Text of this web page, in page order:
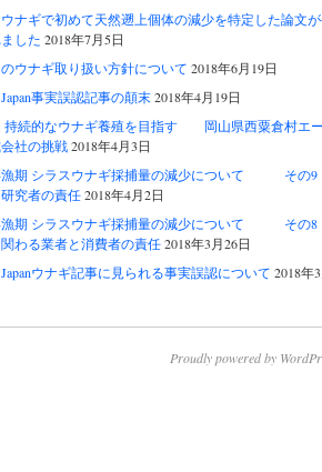
ナギで初めて天然遡上個体の減少を特定した論文
した 2018年7月5日
ウナギ取り扱い方針について 2018年6月19日
Japan事実誤認記事の顛末2018年4月19日
持続的なウナギ養殖を目指す 岡山県西粟倉村エ
社の挑戦2018年4月3日
漁期 シラスウナギ採捕量の減少について その
究者の責任2018年4月2日
漁期 シラスウナギ採捕量の減少について その8
わる業者と消費者の責任2018年3月26日
Japanウナギ記事に見られる事実誤認について 2018年
Proudly powered by